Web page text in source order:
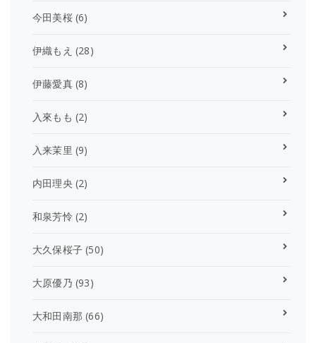
今田美桜(6)
伊織もえ (28)
伊藤愛真(8)
入來もも (2)
入来茉里 (9)
内田理央 (2)
和泉芳怜 (2)
大久保桜子 (50)
大原優乃 (93)
大和田南那 (66)